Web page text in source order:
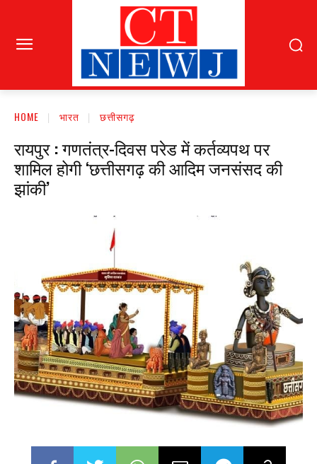
HOME भारत छत्तीसगढ़
रायपुर : गणतंत्र-दिवस परेड में कर्तव्यपथ पर
शामिल होगी ‘छत्तीसगढ़ की आदिम जनसंसद की
झांकी’